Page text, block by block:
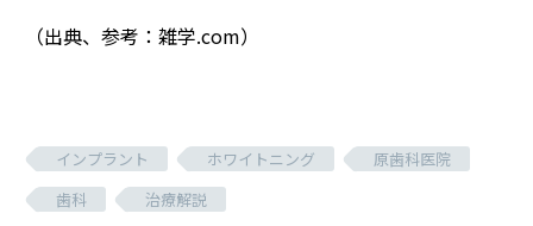
（出典、参考：雑学.com）
インプラント ホワイトニング
原歯科医院
歯科
治療解説